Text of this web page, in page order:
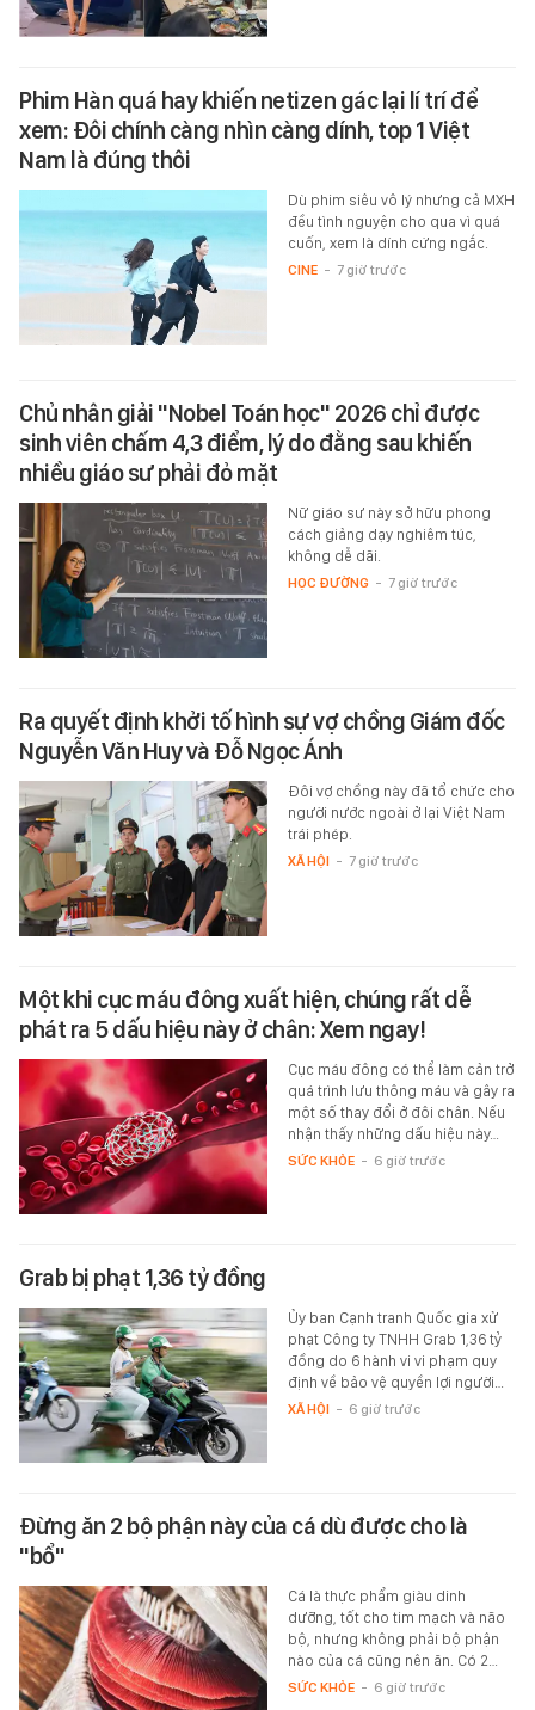
Phim Hàn quá hay khiến netizen gác lại lí trí để
xem: Đôi chính càng nhìn càng dính, top 1 Việt
Nam là đúng thôi
Dù phim siêu vô lý nhưng cả MXH
đều tình nguyện cho qua vì quá
cuốn, xem là dính cứng ngắc.
CINE - 7 giờ trước
Chủ nhân giải "Nobel Toán học" 2026 chỉ được
sinh viên chấm 4,3 điểm, lý do đằng sau khiến
nhiều giáo sư phải đỏ mặt
Nữ giáo sư này sở hữu phong
cách giảng dạy nghiêm túc,
không dễ dãi.
HỌC ĐƯỜNG - 7 giờ trước
Ra quyết định khởi tố hình sự vợ chồng Giám đốc
Nguyễn Văn Huy và Đỗ Ngọc Ánh
Đôi vợ chồng này đã tổ chức cho
người nước ngoài ở lại Việt Nam
trái phép.
XÃ HỘI - 7 giờ trước
Một khi cục máu đông xuất hiện, chúng rất dễ
phát ra 5 dấu hiệu này ở chân: Xem ngay!
Cục máu đông có thể làm cản trở
quá trình lưu thông máu và gây ra
một số thay đổi ở đôi chân. Nếu
nhận thấy những dấu hiệu này…
SỨC KHỎE - 6 giờ trước
Grab bị phạt 1,36 tỷ đồng
Ủy ban Cạnh tranh Quốc gia xử
phạt Công ty TNHH Grab 1,36 tỷ
đồng do 6 hành vi vi phạm quy
định về bảo vệ quyền lợi người…
XÃ HỘI - 6 giờ trước
Đừng ăn 2 bộ phận này của cá dù được cho là
"bổ"
Cá là thực phẩm giàu dinh
dưỡng, tốt cho tim mạch và não
bộ, nhưng không phải bộ phận
nào của cá cũng nên ăn. Có 2…
SỨC KHỎE - 6 giờ trước